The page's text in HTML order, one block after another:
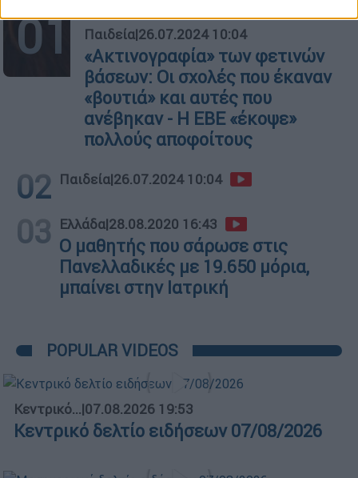
01 Παιδεία|26.07.2024 10:04
«Ακτινογραφία» των φετινών
βάσεων: Οι σχολές που έκαναν
«βουτιά» και αυτές που
ανέβηκαν - Η ΕΒΕ «έκοψε»
πολλούς αποφοίτους
02 Παιδεία|26.07.2024 10:04
03 Ελλάδα|28.08.2020 16:43
Ο μαθητής που σάρωσε στις
Πανελλαδικές με 19.650 μόρια,
μπαίνει στην Ιατρική
POPULAR VIDEOS
Κεντρικό...|07.08.2026 19:53
Κεντρικό δελτίο ειδήσεων 07/08/2026